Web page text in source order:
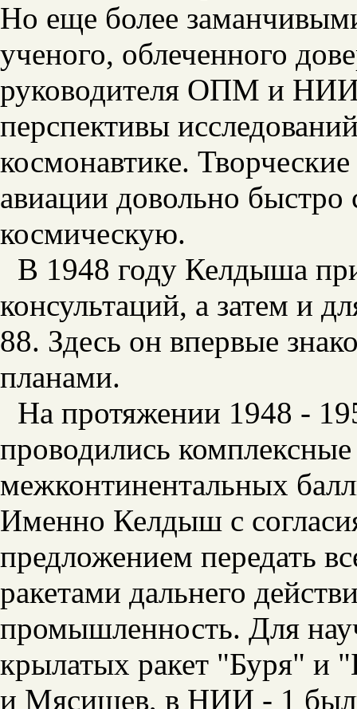
Но еще более
ученого, облеченного
руководителя ОПМ и НИИ
перспективы
космонавтике.
авиации довольно быстро
космическую.
В 1948 году Келдыша
консультаций, а затем и
88. Здесь он впервые
планами.
На протяжении 1948 -
проводились
межконтинентальных
Именно Келдыш с
предложением передать
ракетами дальнего
промышленность. Для
крылатых ракет "Буря" и
и Мясищев, в НИИ - 1